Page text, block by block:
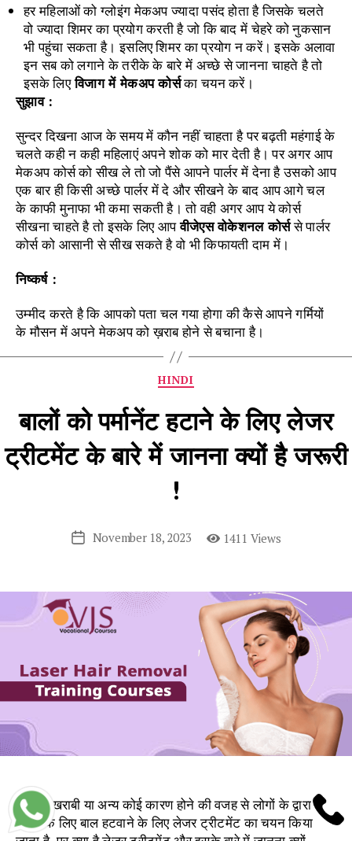
हर महिलाओं को ग्लोइंग मेकअप ज्यादा पसंद होता है जिसके चलते
वो ज्यादा शिमर का प्रयोग करती है जो कि बाद में चेहरे को नुकसान
भी पहुंचा सकता है। इसलिए शिमर का प्रयोग न करें। इसके अलावा
इन सब को लगाने के तरीके के बारे में अच्छे से जानना चाहते है तो
इसके लिएविजाग में मेकअप कोर्सका चयन करें।
सुझाव :
सुन्दर दिखना आज के समय में कौन नहीं चाहता है पर बढ़ती महंगाई के
चलते कही न कही महिलाएं अपने शोक को मार देती है। पर अगर आप
मेकअप कोर्स को सीख ले तो जो पैंसे आपने पार्लर में देना है उसको आप
एक बार ही किसी अच्छे पार्लर में दे और सीखने के बाद आप आगे चल
के काफी मुनाफा भी कमा सकती है। तो वही अगर आप ये कोर्स
सीखना चाहते है तो इसके लिए आपवीजेएस वोकेशनल कोर्ससे पार्लर
कोर्स को आसानी से सीख सकते है वो भी किफायती दाम में।
निष्कर्ष :
उम्मीद करते है कि आपको पता चल गया होगा की कैसे आपने गर्मियों
के मौसन में अपने मेकअप को ख़राब होने से बचाना है।
Categories
HINDI
बालों को पर्मानेंट हटाने के लिए लेजर
ट्रीटमेंट के बारे में जानना क्यों है जरूरी
!
PostNovember 18, 2023 1411 Views
बालों में खराबी या अन्य कोई कारण होने की वजह से लोगों के द्वारा
हमेशा के लिए बाल हटवाने के लिए लेजर ट्रीटमेंट का चयन किया